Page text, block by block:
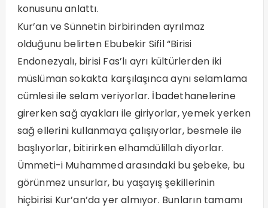
konusunu anlattı.
Kur’an ve Sünnetin birbirinden ayrılmaz
olduğunu belirten Ebubekir Sifil “Birisi
Endonezyalı, birisi Fas’lı ayrı kültürlerden iki
müslüman sokakta karşılaşınca aynı selamlama
cümlesi ile selam veriyorlar. İbadethanelerine
girerken sağ ayakları ile giriyorlar, yemek yerken
sağ ellerini kullanmaya çalışıyorlar, besmele ile
başlıyorlar, bitirirken elhamdülillah diyorlar.
Ümmeti-i Muhammed arasındaki bu şebeke, bu
görünmez unsurlar, bu yaşayış şekillerinin
hiçbirisi Kur’an’da yer almıyor. Bunların tamamı